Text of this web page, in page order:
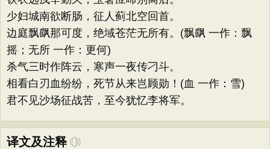
少妇城南欲断肠，征人蓟北空回首。
边庭飘飖那可度，绝域苍茫无所有。(飘飖 一作：飘
摇；无所 一作：更何)
杀气三时作阵云，寒声一夜传刁斗。
相看白刃血纷纷，死节从来岂顾勋！(血 一作：雪)
君不见沙场征战苦，至今犹忆李将军。
译文及注释